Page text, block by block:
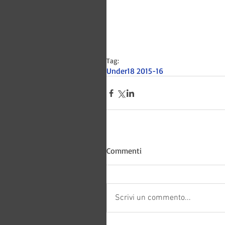
Tag:
Under18 2015-16
Commenti
Scrivi un commento...